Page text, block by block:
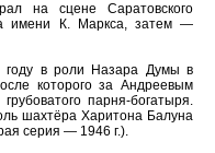
на сцене Саратовского
имени К. Маркса, затем —
году в роли Назара Думы в
которого за Андреевым
парня-богатыря.
шахтёра Харитона Балуна
серия — 1946 г.).